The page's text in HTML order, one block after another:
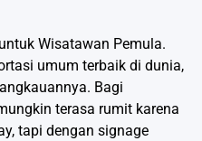
Wisatawan Pemula.
umum terbaik di dunia,
Bagi
terasa rumit karena
tapi dengan signage